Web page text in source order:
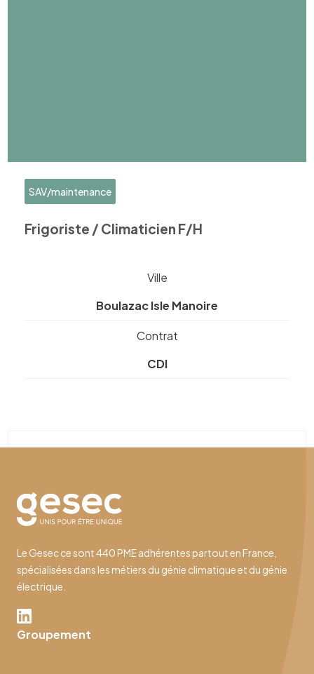
SAV/maintenance
Frigoriste / Climaticien F/H
Ville
Boulazac Isle Manoire
Contrat
CDI
Le Gesec ce sont 440 PME adhérentes partout en France,
spécialisées dans les métiers du génie climatique et du génie
électrique.
Groupement